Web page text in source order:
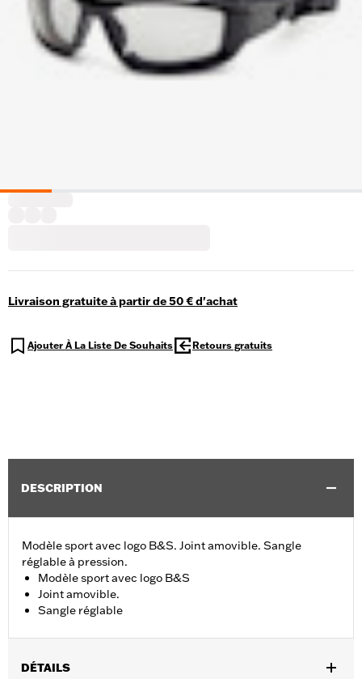
Livraison gratuite à partir de 50 € d'achat
Ajouter À La Liste De Souhaits Retours gratuits
DESCRIPTION
Modèle sport avec logo B&S. Joint amovible. Sangle
réglable à pression.
Modèle sport avec logo B&S
Joint amovible.
Sangle réglable
DÉTAILS